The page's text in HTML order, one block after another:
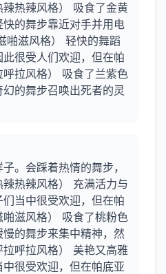
热辣风格） 吸食了金黄
的舞步靠近对手并用电
啪滋风格） 轻快的舞蹈
很受人们欢迎，但在帕
拉风格） 吸食了兰紫色
的舞步召唤出死者的灵
。会踩着热情的舞步，
热辣风格） 充满活力与
当中很受欢迎，但在帕
滋风格） 吸食了桃粉色
的舞步来集中精神，然
呼拉风格） 美艳又高雅
很受欢迎，但在帕底亚